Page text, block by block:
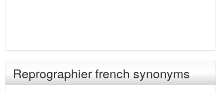
Reprographier french synonyms